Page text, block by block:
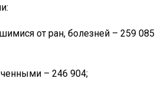
от ран, болезней – 259 085
– 246 904;